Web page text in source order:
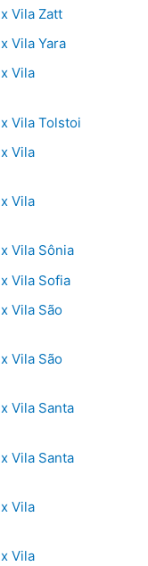
Vila Zatt
Vila Yara
Vila
Vila Tolstoi
Vila
Vila
Vila Sônia
Vila Sofia
Vila São
Vila São
Vila Santa
Vila Santa
Vila
Vila